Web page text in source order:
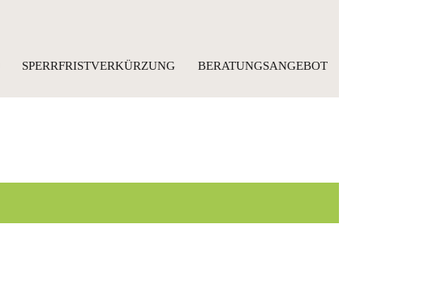
SPERRFRISTVERKÜRZUNG BERATUNGSANGEBOT